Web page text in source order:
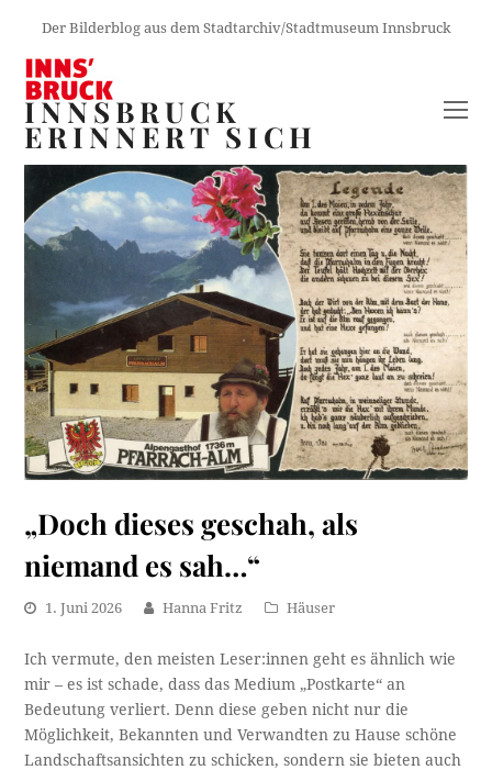
Der Bilderblog aus dem Stadtarchiv/Stadtmuseum Innsbruck
INNSBRUCK
ERINNERT SICH
„Doch dieses geschah, als
niemand es sah…“
1. Juni 2026 Hanna Fritz Häuser
Ich vermute, den meisten Leser:innen geht es ähnlich wie
mir – es ist schade, dass das Medium „Postkarte“ an
Bedeutung verliert. Denn diese geben nicht nur die
Möglichkeit, Bekannten und Verwandten zu Hause schöne
Landschaftsansichten zu schicken, sondern sie bieten auch